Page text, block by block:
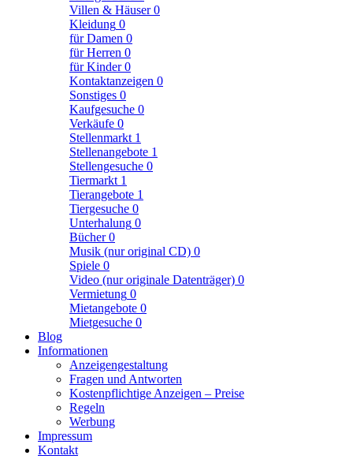
Villen & Häuser0
Kleidung 0
für Damen 0
für Herren 0
für Kinder0
Kontaktanzeigen 0
Sonstiges 0
Kaufgesuche 0
Verkäufe 0
Stellenmarkt 1
Stellenangebote 1
Stellengesuche 0
Tiermarkt 1
Tierangebote 1
Tiergesuche 0
Unterhalung 0
Bücher0
Musik (nur original CD) 0
Spiele 0
Video (nur originale Datenträger) 0
Vermietung 0
Mietangebote 0
Mietgesuche 0
Blog
Informationen
Anzeigengestaltung
Fragen und Antworten
Kostenpflichtige Anzeigen – Preise
Regeln
Werbung
Impressum
Kontakt